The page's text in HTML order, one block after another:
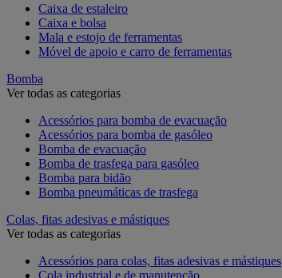
Caixa de estaleiro
Caixa e bolsa
Mala e estojo de ferramentas
Móvel de apoio e carro de ferramentas
Bomba
Ver todas as categorias
Acessórios para bomba de evacuação
Acessórios para bomba de gasóleo
Bomba de evacuação
Bomba de trasfega para gasóleo
Bomba para bidão
Bomba pneumáticas de trasfega
Colas, fitas adesivas e mástiques
Ver todas as categorias
Acessórios para colas, fitas adesivas e mástiques
Cola industrial e de manutenção